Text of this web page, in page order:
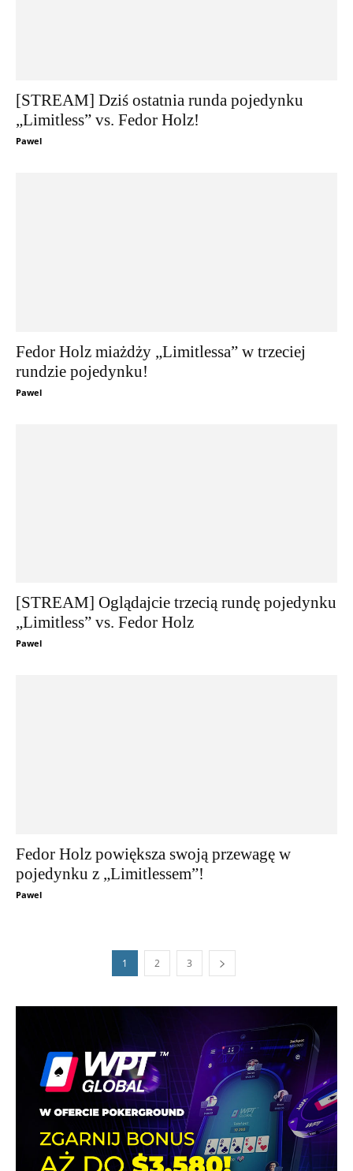
[STREAM] Dziś ostatnia runda pojedynku
„Limitless” vs. Fedor Holz!
Pawel
Fedor Holz miażdży „Limitlessa” w trzeciej
rundzie pojedynku!
Pawel
[STREAM] Oglądajcie trzecią rundę pojedynku
„Limitless” vs. Fedor Holz
Pawel
Fedor Holz powiększa swoją przewagę w
pojedynku z „Limitlessem”!
Pawel
1 2 3